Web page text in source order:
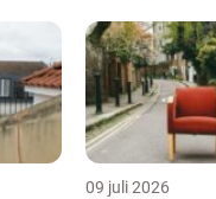
09 juli 2026